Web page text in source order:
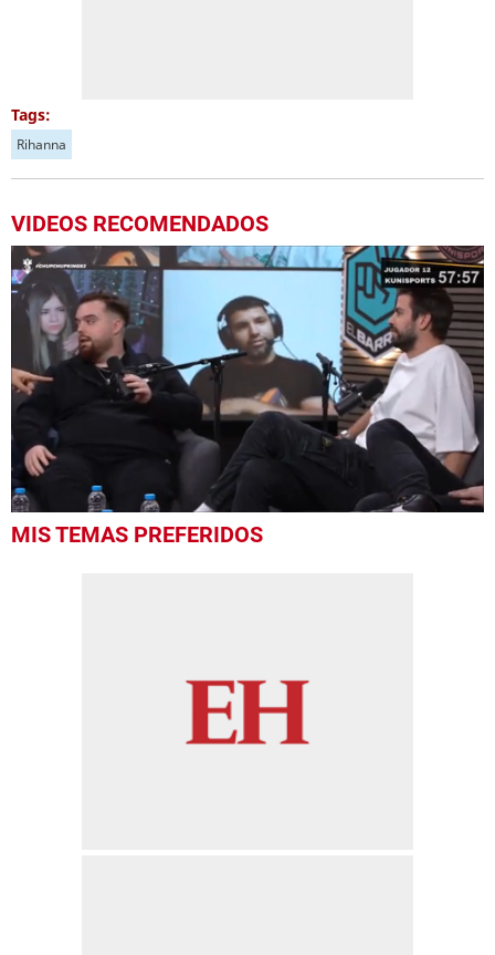
Tags:
Rihanna
VIDEOS RECOMENDADOS
seconds
MIS TEMAS PREFERIDOS